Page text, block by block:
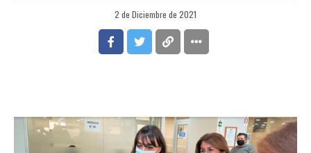
2 de Diciembre de 2021